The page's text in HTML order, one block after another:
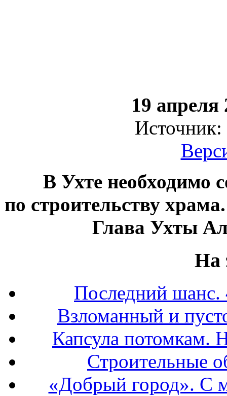
19 апреля
В Ухте необходимо
по строительству
Глава Ухты
На
Последний шанс.
Взломанный и
Капсула потомкам.
Строительные
«Добрый город». С